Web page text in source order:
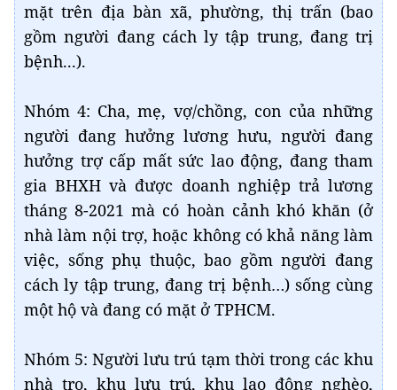
mặt trên địa bàn xã, phường, thị trấn (bao
gồm người đang cách ly tập trung, đang trị
bệnh...).
Nhóm 4: Cha, mẹ, vợ/chồng, con của những
người đang hưởng lương hưu, người đang
hưởng trợ cấp mất sức lao động, đang tham
gia BHXH và được doanh nghiệp trả lương
tháng 8-2021 mà có hoàn cảnh khó khăn (ở
nhà làm nội trợ, hoặc không có khả năng làm
việc, sống phụ thuộc, bao gồm người đang
cách ly tập trung, đang trị bệnh…) sống cùng
một hộ và đang có mặt ở TPHCM.
Nhóm 5: Người lưu trú tạm thời trong các khu
nhà trọ, khu lưu trú, khu lao động nghèo,